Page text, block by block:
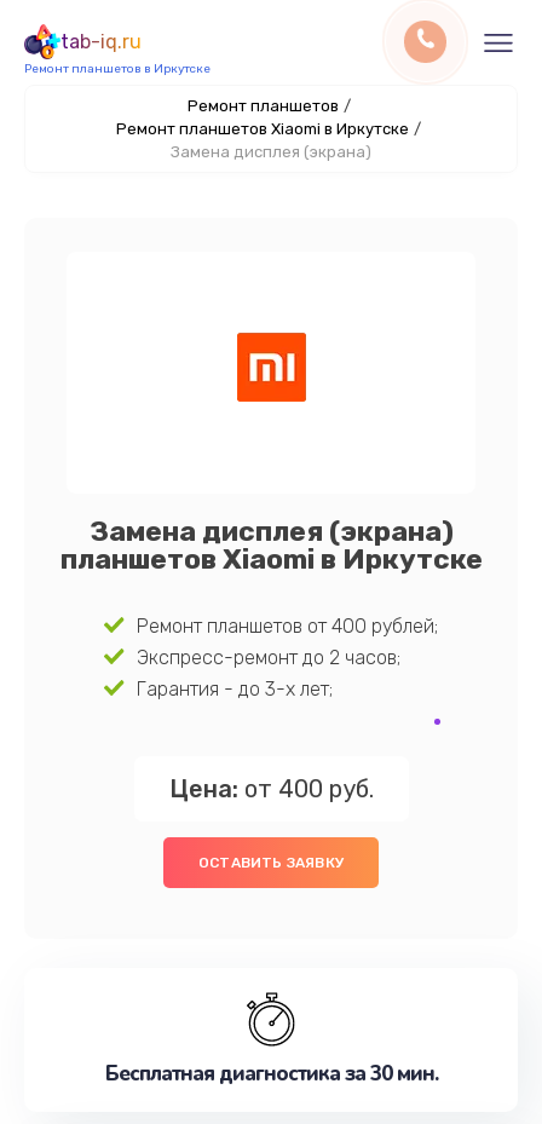
tab-iq.ru
Ремонт планшетов в Иркутске
Ремонт планшетов /
Ремонт планшетов Xiaomi в Иркутске /
Замена дисплея (экрана)
Замена дисплея (экрана)
планшетов Xiaomi в Иркутске
Ремонт планшетов от 400 рублей;
Экспресс-ремонт до 2 часов;
Гарантия - до 3-х лет;
Цена: от 400 руб.
ОСТАВИТЬ ЗАЯВКУ
Бесплатная диагностика за 30 мин.